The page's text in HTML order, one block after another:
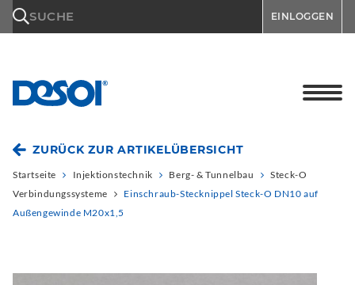
SUCHE EINLOGGEN
ZURÜCK ZUR ARTIKELÜBERSICHT
Startseite Injektionstechnik Berg- & Tunnelbau
Steck-O
Verbindungssysteme
Einschraub-Stecknippel Steck-O DN10 auf
Außengewinde M20x1,5